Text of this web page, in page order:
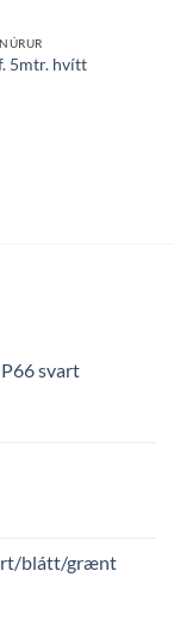
5mtr. hvítt
svart
blátt/grænt